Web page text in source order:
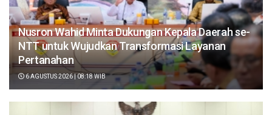
Nusron Wahid Minta Dukungan Kepala Daerah se-
NTT untuk Wujudkan Transformasi Layanan
Pertanahan
6 AGUSTUS 2026 | 08:18 WIB